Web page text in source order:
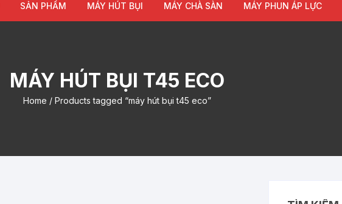
SẢN PHẨM MÁY HÚT BỤI MÁY CHÀ SÀN MÁY PHUN ÁP LỰC
MÁY HÚT BỤI T45 ECO
Home / Products tagged “máy hút bụi t45 eco”